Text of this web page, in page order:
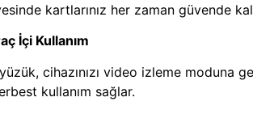
kartlarınız her zaman güvende
İçi Kullanım
cihazınızı video izleme
kullanım sağlar.